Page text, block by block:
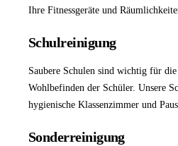
Ihre Fitnessgeräte und
Schulreinigung
Saubere Schulen sind wichtig für die
Wohlbefinden der Schüler. Unsere
hygienische Klassenzimmer und
Sonderreinigung